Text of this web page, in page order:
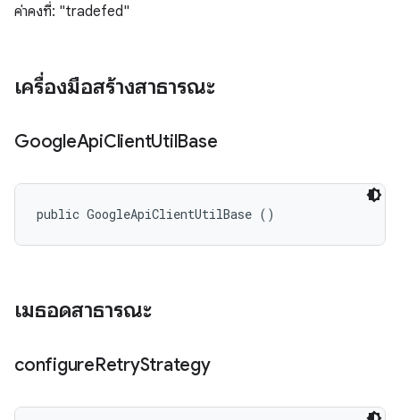
ค่าคงที่: "tradefed"
เครื่องมือสร้างสาธารณะ
GoogleApiClientUtilBase
public GoogleApiClientUtilBase ()
เมธอดสาธารณะ
configureRetryStrategy